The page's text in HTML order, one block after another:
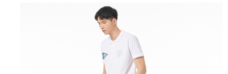
５．嚴禁一人註冊多個帳號或使用他人資訊註冊。若發現惡意使用之情形，
恩沛科技股份有限公司將有權停止該用戶之使用額度並採取法律行動。